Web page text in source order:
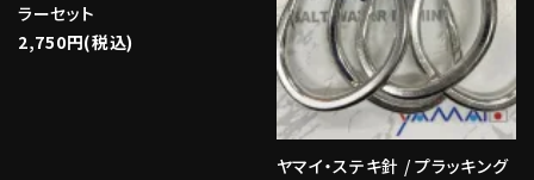
ラーセット
2,750円(税込)
ヤマイ・ステキ針 / プラッキング